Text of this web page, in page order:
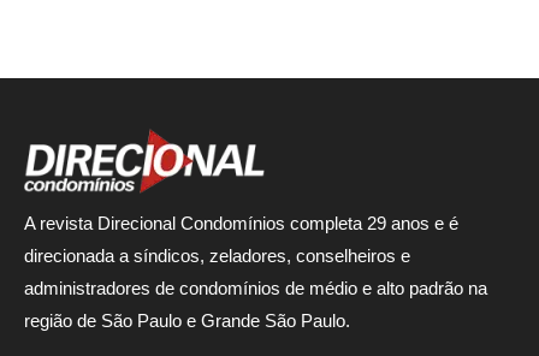
A revista Direcional Condomínios completa 29 anos e é
direcionada a síndicos, zeladores, conselheiros e
administradores de condomínios de médio e alto padrão na
região de São Paulo e Grande São Paulo.